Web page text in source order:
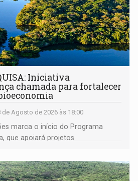
Iniciativa
chamada para fortalecer
de Agosto de 2026 às 18:00
marca o início do Programa
que apoiará projetos
poderá ser feita até 1º de